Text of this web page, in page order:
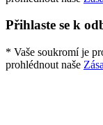
Přihlaste se k
* Vaše soukromí je
prohlédnout naše